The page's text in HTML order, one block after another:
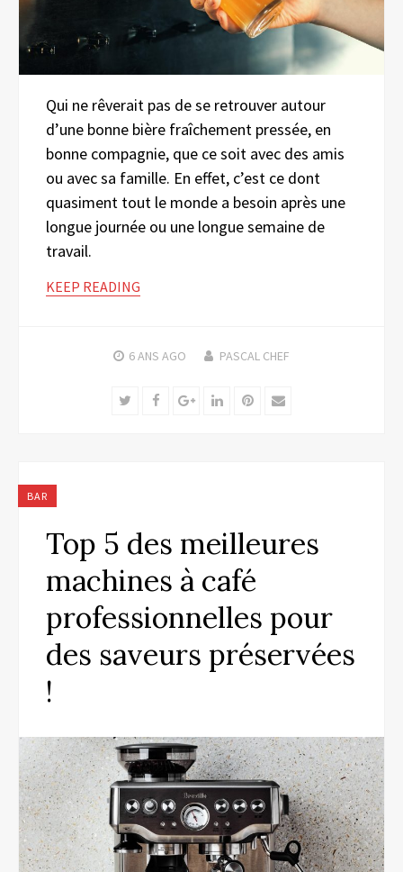
Qui ne rêverait pas de se retrouver autour
d’une bonne bière fraîchement pressée, en
bonne compagnie, que ce soit avec des amis
ou avec sa famille. En effet, c’est ce dont
quasiment tout le monde a besoin après une
longue journée ou une longue semaine de
travail.
KEEP READING
6 ANS AGO PASCAL CHEF
TwitterFacebookGoogle+LinkedInPinterest
Email
BAR
Top 5 des meilleures
machines à café
professionnelles pour
des saveurs préservées
!